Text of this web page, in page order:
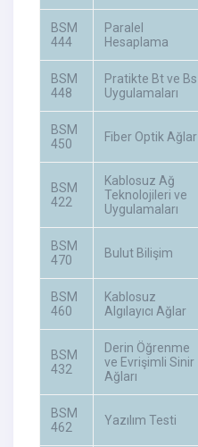
BSM
444
Paralel
Hesaplama
BSM
448
Pratikte Bt ve Bs
Uygulamaları
BSM
450
Fiber Optik Ağlar
BSM
422
Kablosuz Ağ
Teknolojileri ve
Uygulamaları
BSM
470
Bulut Bilişim
BSM
460
Kablosuz
Algılayıcı Ağlar
BSM
432
Derin Öğrenme
ve Evrişimli Sinir
Ağları
BSM
462
Yazılım Testi